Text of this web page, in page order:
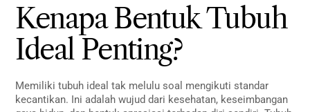
Kenapa Bentuk Tubuh
Ideal Penting?
Memiliki tubuh ideal tak melulu soal mengikuti standar
kecantikan. Ini adalah wujud dari kesehatan, keseimbangan